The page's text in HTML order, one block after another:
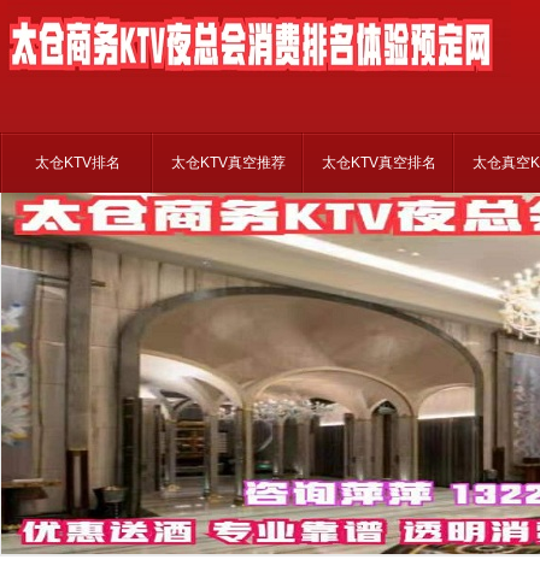
太仓KTV排名 太仓KTV真空推荐 太仓KTV真空排名 太仓真空